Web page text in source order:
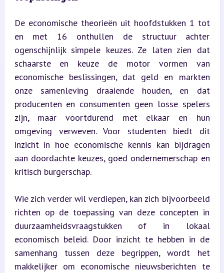
De economische theorieën uit hoofdstukken 1 tot
en met 16 onthullen de structuur achter
ogenschijnlijk simpele keuzes. Ze laten zien dat
schaarste en keuze de motor vormen van
economische beslissingen, dat geld en markten
onze samenleving draaiende houden, en dat
producenten en consumenten geen losse spelers
zijn, maar voortdurend met elkaar en hun
omgeving verweven. Voor studenten biedt dit
inzicht in hoe economische kennis kan bijdragen
aan doordachte keuzes, goed ondernemerschap en
kritisch burgerschap.
Wie zich verder wil verdiepen, kan zich bijvoorbeeld
richten op de toepassing van deze concepten in
duurzaamheidsvraagstukken of in lokaal
economisch beleid. Door inzicht te hebben in de
samenhang tussen deze begrippen, wordt het
makkelijker om economische nieuwsberichten te